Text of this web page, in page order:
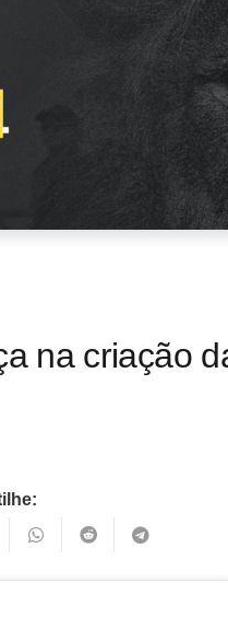
na criação